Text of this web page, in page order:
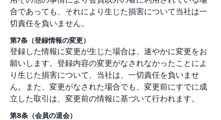
合であっても、それにより生じた損害について当社は一
切責任を負いません。
第7条（登録情報の変更）
登録した情報に変更が生じた場合は、速やかに変更をお
願いします。登録内容の変更がなされなかったことによ
り生じた損害について、当社は、一切責任を負いませ
ん。また、変更がなされた場合でも、変更前にすでに成
立した取引は、変更前の情報に基づいて行われます。
第8条（会員の退会）